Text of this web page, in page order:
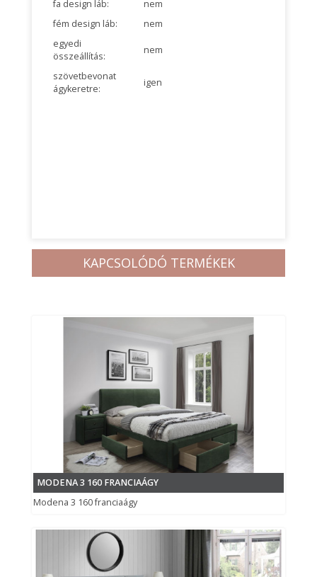
fa design láb:
nem
fém design láb:
nem
egyedi
összeállítás:
nem
szövetbevonat
ágykeretre:
igen
KAPCSOLÓDÓ TERMÉKEK
MODENA 3 160 FRANCIAÁGY
Modena 3 160 franciaágy